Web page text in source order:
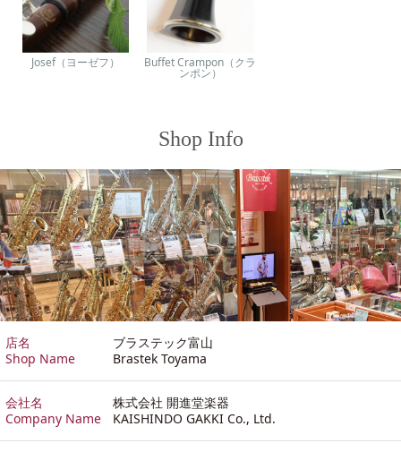
Josef（ヨーゼフ） Buffet Crampon（クラ
ンポン）
Shop Info
店名
Shop Name
ブラステック富山
Brastek Toyama
会社名
Company Name
株式会社 開進堂楽器
KAISHINDO GAKKI Co., Ltd.